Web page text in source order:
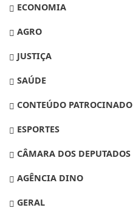
ECONOMIA
AGRO
JUSTIÇA
SAÚDE
CONTEÚDO PATROCINADO
ESPORTES
CÂMARA DOS DEPUTADOS
AGÊNCIA DINO
GERAL